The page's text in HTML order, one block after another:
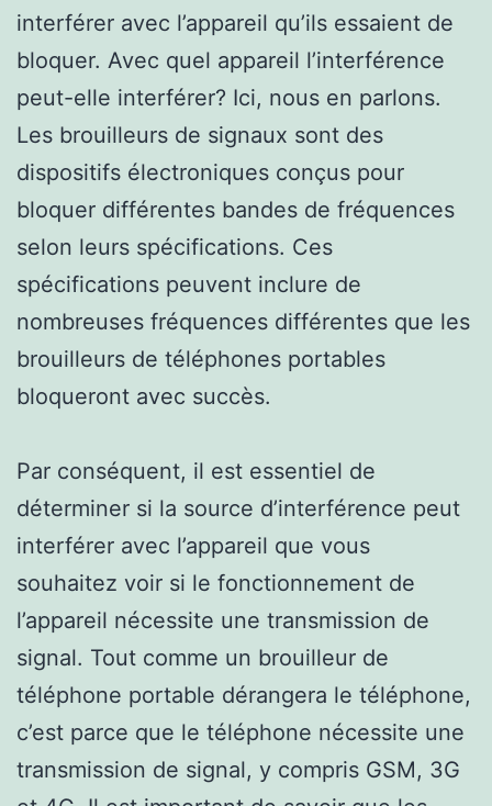
interférer avec l’appareil qu’ils essaient de
bloquer. Avec quel appareil l’interférence
peut-elle interférer? Ici, nous en parlons.
Les brouilleurs de signaux sont des
dispositifs électroniques conçus pour
bloquer différentes bandes de fréquences
selon leurs spécifications. Ces
spécifications peuvent inclure de
nombreuses fréquences différentes que les
brouilleurs de téléphones portables
bloqueront avec succès.
Par conséquent, il est essentiel de
déterminer si la source d’interférence peut
interférer avec l’appareil que vous
souhaitez voir si le fonctionnement de
l’appareil nécessite une transmission de
signal. Tout comme un brouilleur de
téléphone portable dérangera le téléphone,
c’est parce que le téléphone nécessite une
transmission de signal, y compris GSM, 3G